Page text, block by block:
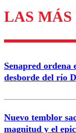
LAS
Senapred ordena
desborde del río
Nuevo temblor
magnitud y el